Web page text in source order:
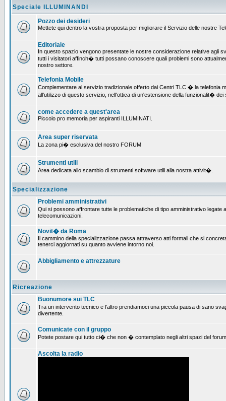
Speciale ILLUMINANDI
Pozzo dei desideri
Mettete qui dentro la vostra proposta per migliorare il Servizio delle nostre
Editoriale
In questo spazio vengono presentate le nostre considerazione relative agli
tutti i visitatori affinch� tutti possano conoscere quali problemi sono
nostro settore.
Telefonia Mobile
Complementare al servizio tradizionale offerto dai Centri TLC � la telefonia
all'utilizzo di questo servizio, nell'ottica di un'estensione della funzionalit�
come accedere a quest'area
Piccolo pro memoria per aspiranti ILLUMINATI.
Area super riservata
La zona pi� esclusiva del nostro FORUM
Strumenti utili
Area dedicata allo scambio di strumenti software utili alla nostra attivit�.
Specializzazione
Problemi amministrativi
Qui si possono affrontare tutte le problematiche di tipo amministrativo
telecomunicazioni.
Novit� da Roma
Il cammino della specializzazione passa attraverso atti formali che si
tenerci aggiornati su quanto avviene intorno noi.
Abbigliamento e attrezzature
Ricreazione
Buonumore sui TLC
Tra un intervento tecnico e l'altro prendiamoci una piccola pausa di sano
divertente.
Comunicate con il gruppo
Potete postare qui tutto ci� che non � contemplato negli altri spazi del
Ascolta la radio